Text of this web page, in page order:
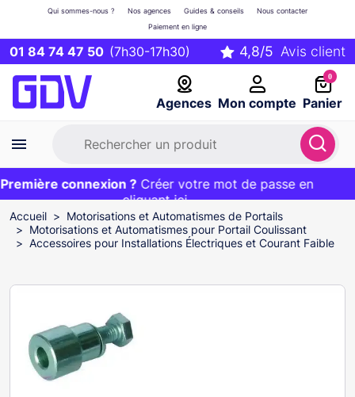
01 84 74 47 50 (7h30-17h30)
Agences Mon compte
Qui sommes-nous ? Nos agences Guides & conseils
Nous contacter
Paiement en ligne
0
Panier
Première commande ?20€ OFFERT sur votre panier
et livraison 24/48h gratuite avec le codeBIENVENUE
connexion ?Créer votre mot de passe en
cliquant ici
EXCLU WEB :
Accueil
Motorisations et Automatismes de Portails
Motorisations et Automatismes pour Portail Coulissant
Accessoires pour Installations Électriques et Courant Faible